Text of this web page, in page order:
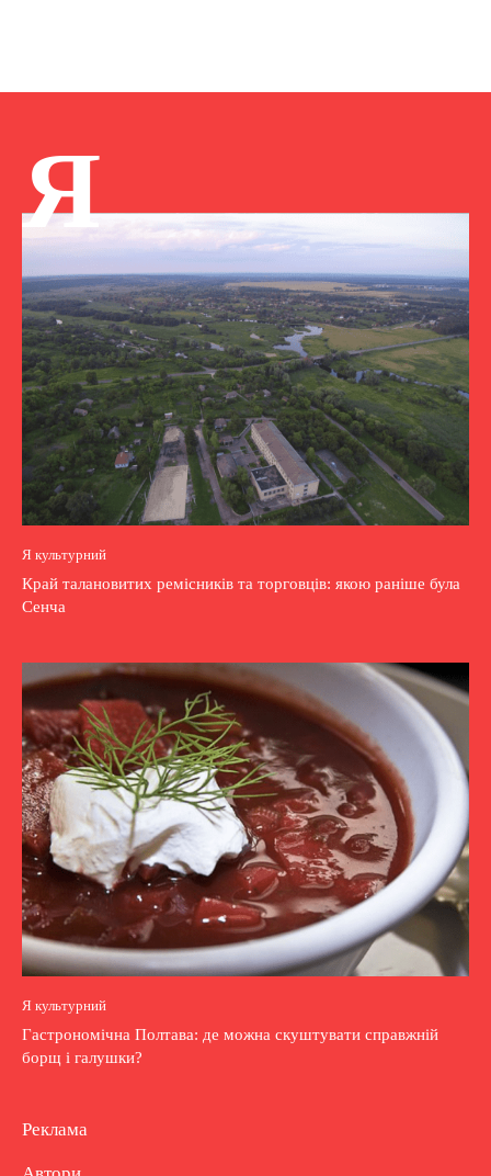
Я
Я культурний
Край талановитих ремісників та торговців: якою раніше була
Сенча
Я культурний
Гастрономічна Полтава: де можна скуштувати справжній
борщ і галушки?
Реклама